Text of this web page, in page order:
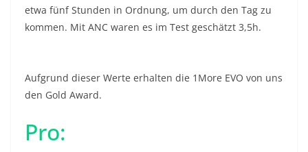
etwa fünf Stunden in Ordnung, um durch den Tag zu
kommen. Mit ANC waren es im Test geschätzt 3,5h.
Aufgrund dieser Werte erhalten die 1More EVO von uns
den Gold Award.
Pro: